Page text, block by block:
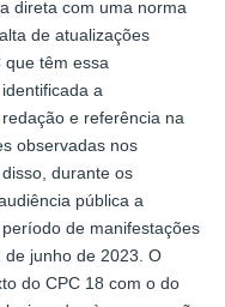
direta com uma norma
de atualizações
que têm essa
a
e referência na
observadas nos
durante os
pública a
de manifestações
junho de 2023. O
do CPC 18 com o do